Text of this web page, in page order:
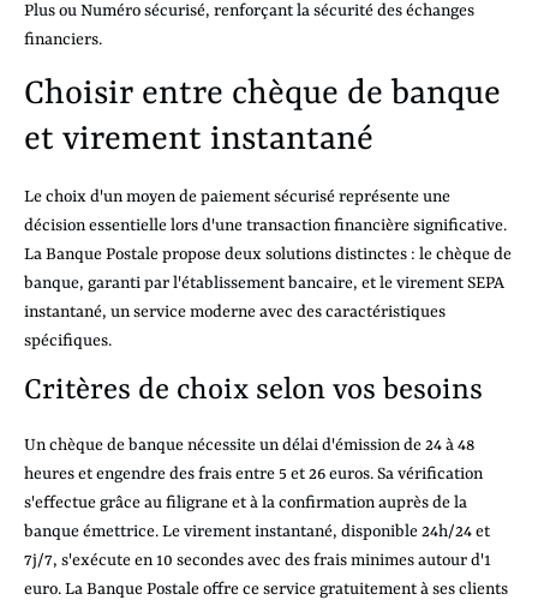
Plus ou Numéro sécurisé, renforçant la sécurité des échanges
financiers.
Choisir entre chèque de banque
et virement instantané
Le choix d'un moyen de paiement sécurisé représente une
décision essentielle lors d'une transaction financière significative.
La Banque Postale propose deux solutions distinctes : le chèque de
banque, garanti par l'établissement bancaire, et le virement SEPA
instantané, un service moderne avec des caractéristiques
spécifiques.
Critères de choix selon vos besoins
Un chèque de banque nécessite un délai d'émission de 24 à 48
heures et engendre des frais entre 5 et 26 euros. Sa vérification
s'effectue grâce au filigrane et à la confirmation auprès de la
banque émettrice. Le virement instantané, disponible 24h/24 et
7j/7, s'exécute en 10 secondes avec des frais minimes autour d'1
euro. La Banque Postale offre ce service gratuitement à ses clients